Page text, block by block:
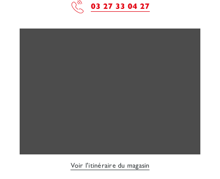
03 27 33 04 27
Voir l'itinéraire du magasin